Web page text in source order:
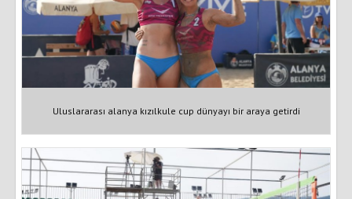
Uluslararası alanya kızılkule cup dünyayı bir araya getirdi